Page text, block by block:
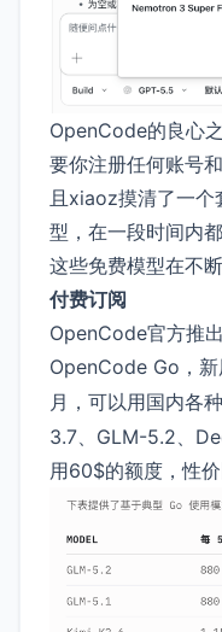
OpenCode的良心
要你注册任何账号
且xiaoz摸清了一个
型，在一段时间内
这些免费模型在不断
付费订阅
OpenCode官方推
OpenCode Go，新
月 ，可以用国内各
3.7、GLM-5.2、
用60$的额度，性价